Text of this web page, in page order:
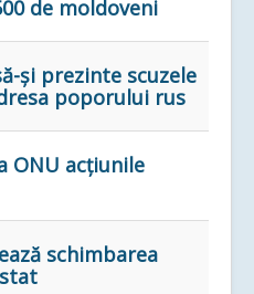
de moldoveni
și prezinte scuzele
poporului rus
ONU acțiunile
schimbarea